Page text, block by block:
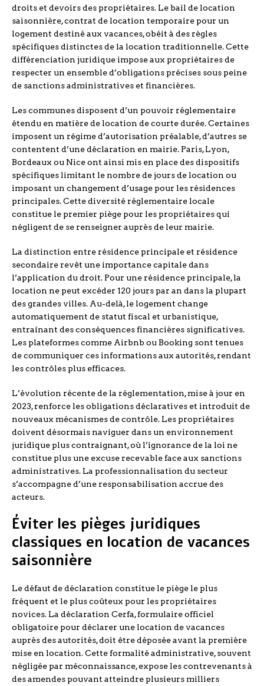
droits et devoirs des propriétaires. Le bail de location
saisonnière, contrat de location temporaire pour un
logement destiné aux vacances, obéit à des règles
spécifiques distinctes de la location traditionnelle. Cette
différenciation juridique impose aux propriétaires de
respecter un ensemble d’obligations précises sous peine
de sanctions administratives et financières.
Les communes disposent d’un pouvoir réglementaire
étendu en matière de location de courte durée. Certaines
imposent un régime d’autorisation préalable, d’autres se
contentent d’une déclaration en mairie. Paris, Lyon,
Bordeaux ou Nice ont ainsi mis en place des dispositifs
spécifiques limitant le nombre de jours de location ou
imposant un changement d’usage pour les résidences
principales. Cette diversité réglementaire locale
constitue le premier piège pour les propriétaires qui
négligent de se renseigner auprès de leur mairie.
La distinction entre résidence principale et résidence
secondaire revêt une importance capitale dans
l’application du droit. Pour une résidence principale, la
location ne peut excéder 120 jours par an dans la plupart
des grandes villes. Au-delà, le logement change
automatiquement de statut fiscal et urbanistique,
entraînant des conséquences financières significatives.
Les plateformes comme Airbnb ou Booking sont tenues
de communiquer ces informations aux autorités, rendant
les contrôles plus efficaces.
L’évolution récente de la réglementation, mise à jour en
2023, renforce les obligations déclaratives et introduit de
nouveaux mécanismes de contrôle. Les propriétaires
doivent désormais naviguer dans un environnement
juridique plus contraignant, où l’ignorance de la loi ne
constitue plus une excuse recevable face aux sanctions
administratives. La professionnalisation du secteur
s’accompagne d’une responsabilisation accrue des
acteurs.
Éviter les pièges juridiques
classiques en location de vacances
saisonnière
Le défaut de déclaration constitue le piège le plus
fréquent et le plus coûteux pour les propriétaires
novices. La déclaration Cerfa, formulaire officiel
obligatoire pour déclarer une location de vacances
auprès des autorités, doit être déposée avant la première
mise en location. Cette formalité administrative, souvent
négligée par méconnaissance, expose les contrevenants à
des amendes pouvant atteindre plusieurs milliers